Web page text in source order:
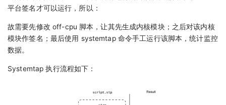
平台签名才可以运行，所以：
故需要先修改 off-cpu 脚本，让其先生成内核模块；之后对该内核
模块作签名；最后使用 systemtap 命令手工运行该脚本，统计监控
数据。
Systemtap 执行流程如下：